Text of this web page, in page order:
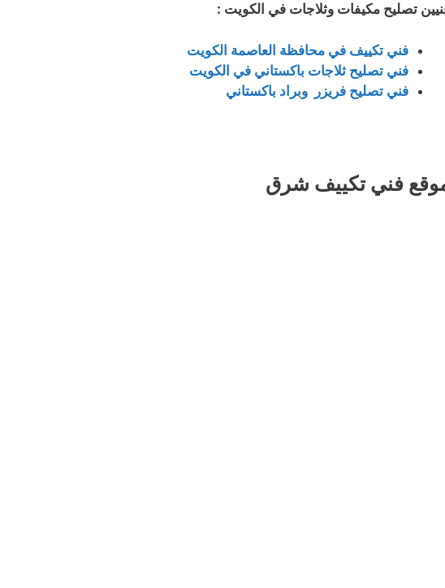
تصليح مكيفات وثلاجات في الكويت :
فني تكييف في محافظة العاصمة الكويت
فني تصليح ثلاجات باكستاني في الكويت
فني تصليح فريزر وبراد باكستاني
فني تكييف شرق